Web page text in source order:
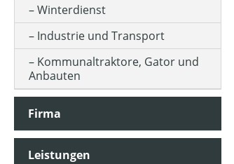
MOTORLEISTUNG (IN KW)
MOTORTYP (HERSTELLERBEZEICHNUNG)
SCHALLDRUCKPEGEL AM OHR (IN DB(A))
Winterdienst
Industrie und Transport
Kommunaltraktore, Gator und
Anbauten
Firma
Leistungen